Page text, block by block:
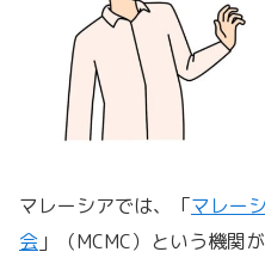
マレーシアでは、「マレー
会 」（MCMC）という機関